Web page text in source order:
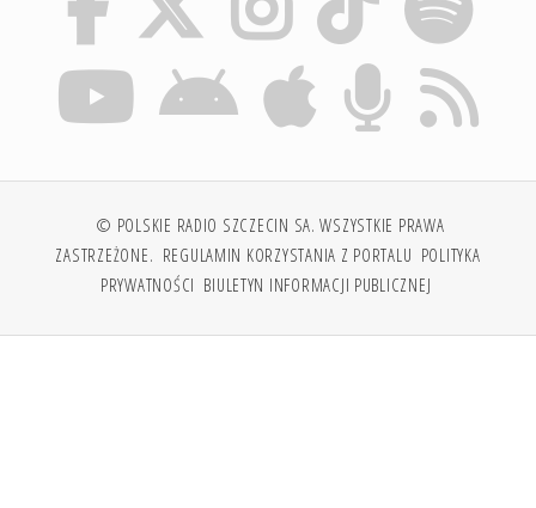
© POLSKIE RADIO SZCZECIN SA. WSZYSTKIE PRAWA
ZASTRZEŻONE. REGULAMIN KORZYSTANIA Z PORTALU POLITYKA
PRYWATNOŚCI BIULETYN INFORMACJI PUBLICZNEJ